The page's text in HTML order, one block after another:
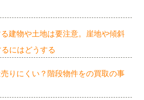
建物や土地は要注意。崖地や傾斜
にはどうする
りにくい？階段物件をの買取の事